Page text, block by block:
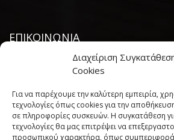
Διαχείριση
Cookies
Για να παρέχουμε την καλύτερη εμπειρία,
τεχνολογίες όπως cookies για την
σε πληροφορίες συσκευών. Η συγκατάθεση
τεχνολογίες θα μας επιτρέψει να
προσωπικού χαρακτήρα, όπως συμπεριφορά
ΕΠΙΚΟΙΝΩΝΙΑ
231 400 2852
ΔΙΕΥΘΥΝΣΗ:ΓΡ.ΛΑΜΠΡΑΚΗ 43, ΘΕΣΣΑΛΟΝΙΚΗ,